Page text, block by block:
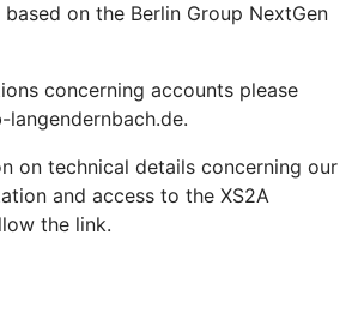
on the Berlin Group NextGen
concerning accounts please
on technical details concerning our
and access to the XS2A
the link.